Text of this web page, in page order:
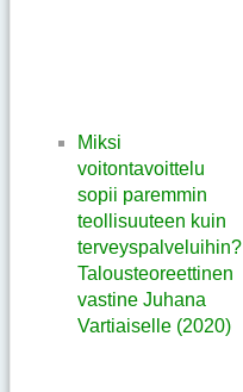
Miksi
voitontavoittelu
sopii paremmin
teollisuuteen kuin
terveyspalveluihin?
Talousteoreettinen
vastine Juhana
Vartiaiselle (2020)